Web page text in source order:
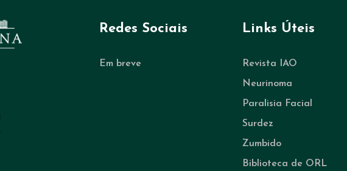
Redes Sociais
Em breve
Links Úteis
Revista IAO
Neurinoma
Paralisia Facial
Surdez
Zumbido
Biblioteca de ORL